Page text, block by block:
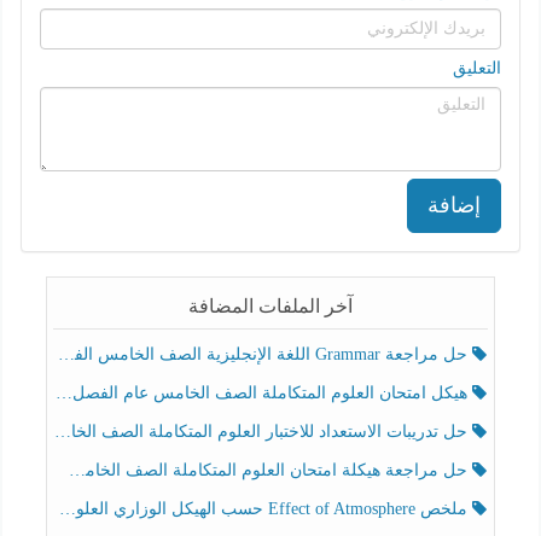
التعليق
إضافة
آخر الملفات المضافة
حل مراجعة Grammar اللغة الإنجليزية الصف الخامس الفصل الثالث
هيكل امتحان العلوم المتكاملة الصف الخامس عام الفصل الدراسي الثالث 2025-2026
حل تدريبات الاستعداد للاختبار العلوم المتكاملة الصف الخامس عام الفصل الثالث
حل مراجعة هيكلة امتحان العلوم المتكاملة الصف الخامس انسبير الفصل الثالث
ملخص Effect of Atmosphere حسب الهيكل الوزاري العلوم المتكاملة الصف الخامس انسبير الفصل الثالث